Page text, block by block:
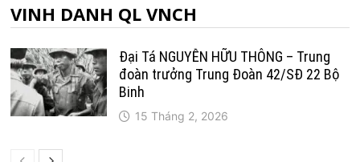
VINH DANH QL VNCH
Đại Tá NGUYỄN HỮU THÔNG – Trung
đoàn trưởng Trung Ðoàn 42/SÐ 22 Bộ
Binh
15 Tháng 2, 2026